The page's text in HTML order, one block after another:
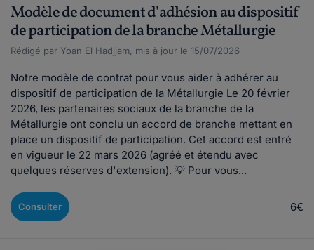
Modèle de document d'adhésion au dispositif
de participation de la branche Métallurgie
Rédigé par Yoan El Hadjjam, mis à jour le 15/07/2026
Notre modèle de contrat pour vous aider à adhérer au
dispositif de participation de la Métallurgie Le 20 février
2026, les partenaires sociaux de la branche de la
Métallurgie ont conclu un accord de branche mettant en
place un dispositif de participation. Cet accord est entré
en vigueur le 22 mars 2026 (agréé et étendu avec
quelques réserves d'extension). 💡 Pour vous...
Consulter 6€